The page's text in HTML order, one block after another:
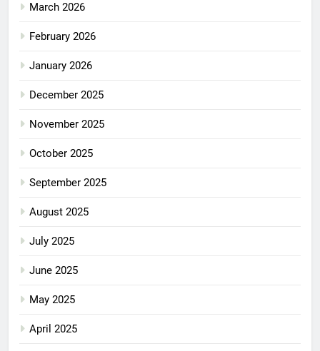
March 2026
February 2026
January 2026
December 2025
November 2025
October 2025
September 2025
August 2025
July 2025
June 2025
May 2025
April 2025